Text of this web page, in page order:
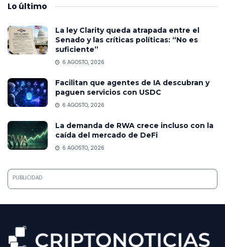
Lo último
La ley Clarity queda atrapada entre el
Senado y las críticas políticas: “No es
suficiente”
6 AGOSTO, 2026
Facilitan que agentes de IA descubran y
paguen servicios con USDC
6 AGOSTO, 2026
La demanda de RWA crece incluso con la
caída del mercado de DeFi
6 AGOSTO, 2026
PUBLICIDAD